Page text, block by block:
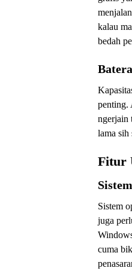
kalau
bedah
penting.
ngerjain
lama
Fitur
Sistem
juga
cuma